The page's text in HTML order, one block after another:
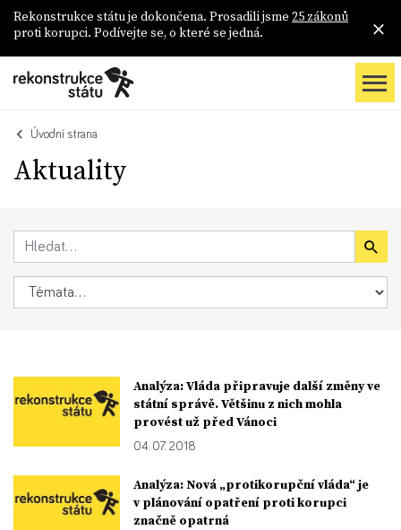
Rekonstrukce státu je dokončena. Prosadili jsme 25 zákonů
proti korupci. Podívejte se, o které se jedná.
Úvodní strana
Aktuality
Analýza: Vláda připravuje další změny ve
státní správě. Většinu z nich mohla
provést už před Vánoci
04. 07. 2018
Analýza: Nová „protikorupční vláda“ je
v plánování opatření proti korupci
značně opatrná